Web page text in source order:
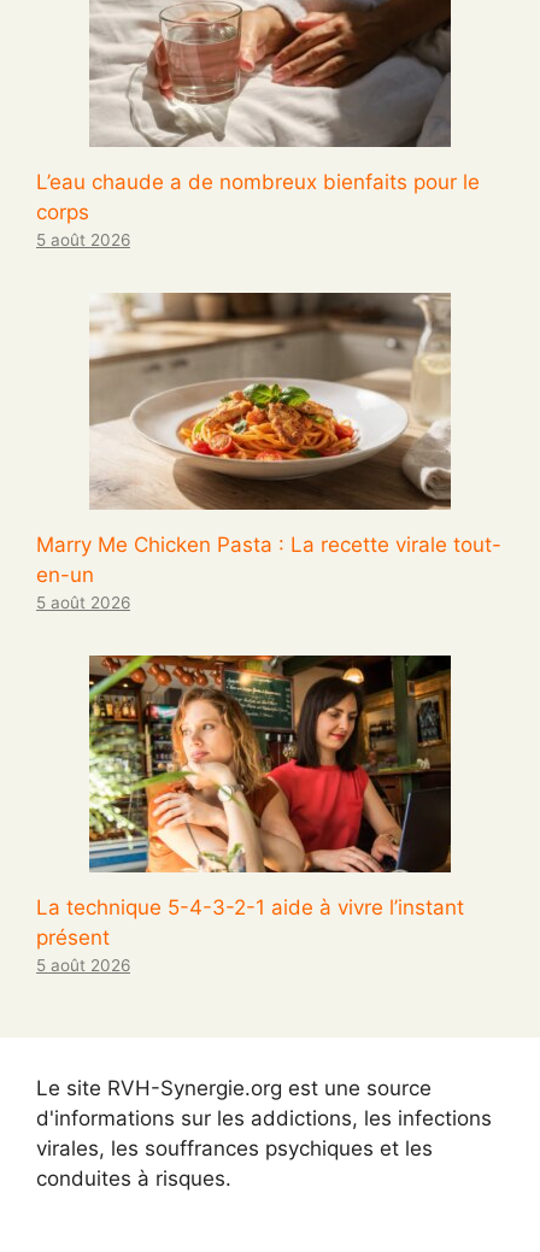
L’eau chaude a de nombreux bienfaits pour le
corps
5 août 2026
Marry Me Chicken Pasta : La recette virale tout-
en-un
5 août 2026
La technique 5-4-3-2-1 aide à vivre l’instant
présent
5 août 2026
Le site RVH-Synergie.org est une source
d'informations sur les addictions, les infections
virales, les souffrances psychiques et les
conduites à risques.